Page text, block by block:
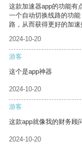
这款加速器app的功能有
一个自动切换线路的功
路，从而获得更好的加速
2024-10-20
游客
这个是app神器
2024-10-20
游客
这款app就像我的财务顾
2024-10-20